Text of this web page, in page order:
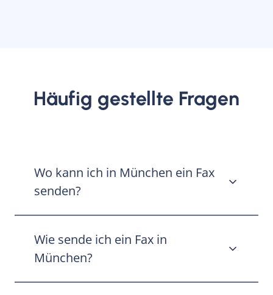
Häufig gestellte Fragen
Wo kann ich in München ein Fax
senden?
beliebigen Gerät in Ihrem Webbrowser die
Seitehttps://app.faxaroo.com/
München Sie gerade sind.
Wie sende ich ein Fax in
München?